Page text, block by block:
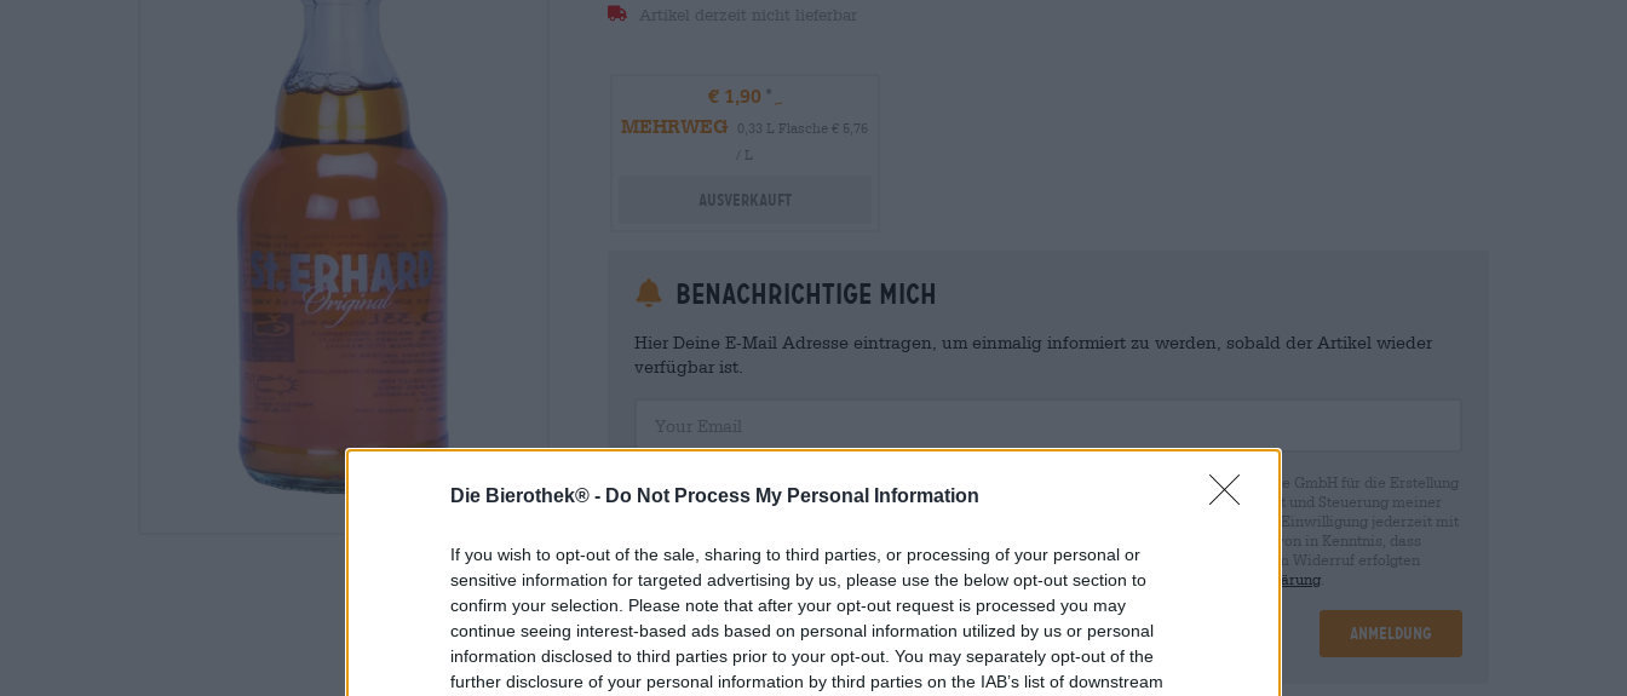
Die Bierothek® - Do Not Process My Personal Information
If you wish to opt-out of the sale, sharing to third parties, or processing of your personal or
sensitive information for targeted advertising by us, please use the below opt-out section to
confirm your selection. Please note that after your opt-out request is processed you may
continue seeing interest-based ads based on personal information utilized by us or personal
information disclosed to third parties prior to your opt-out. You may separately opt-out of the
further disclosure of your personal information by third parties on the IAB’s list of downstream
Artikel derzeit nicht lieferbar
€ 1,90
MEHRWEG
0,33 L Flasche € 5,76
/ L
Ausverkauft
Benachrichtige mich
Hier Deine E-Mail Adresse eintragen, um einmalig informiert zu werden, sobald der Artikel wieder
verfügbar ist.
Hiermit willige ich ein, dass meine personenbezogenen Daten von Bierothek Marketplace GmbH für die Erstellung
und Führung eines Kundenkontos verarbeitet werden. Dieses Kundenkonto dient der Übersicht und Steuerung meiner
Verkaufstätigkeiten sowie meiner personenbezogenen Daten. Mir ist bewusst, dass ich diese Einwilligung jederzeit mit
Wirkung für die Zukunft per E-Mail an shop@bierothek.de widerrufen kann. Wir setzen Sie davon in Kenntnis, dass
durch den Widerruf der Einwilligung die Rechtmäßigkeit der aufgrund der Einwilligung bis zum Widerruf erfolgten
Verarbeitung nicht berührt wird. Weitere Informationen finden Sie in unserer
Datenschutzerklärung
Anmeldung